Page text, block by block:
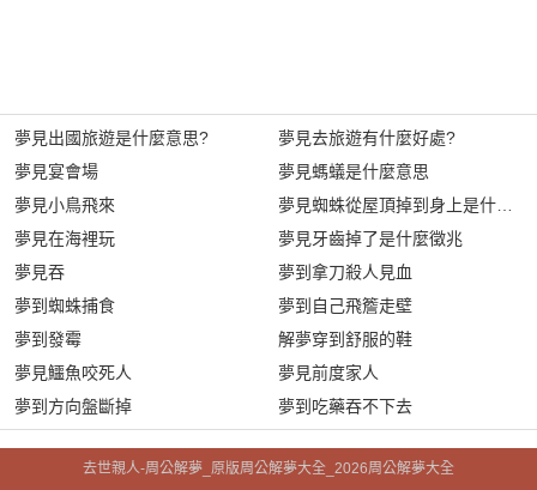
夢見出國旅遊是什麼意思?
夢見宴會場
夢見小鳥飛來
夢見在海裡玩
夢見吞
夢到蜘蛛捕食
夢到發霉
夢見鱷魚咬死人
夢到方向盤斷掉
夢見去旅遊有什麼好處?
夢見螞蟻是什麼意思
夢見蜘蛛從屋頂掉到身上是什麼意
夢見牙齒掉了是什麼徵兆
夢到拿刀殺人見血
夢到自己飛簷走壁
解夢穿到舒服的鞋
夢見前度家人
夢到吃藥吞不下去
去世親人-周公解夢_原版周公解夢大全_2026周公解夢大全